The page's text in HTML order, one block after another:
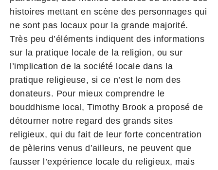
histoires mettant en scène des personnages qui
ne sont pas locaux pour la grande majorité.
Très peu d’éléments indiquent des informations
sur la pratique locale de la religion, ou sur
l’implication de la société locale dans la
pratique religieuse, si ce n’est le nom des
donateurs. Pour mieux comprendre le
bouddhisme local, Timothy Brook a proposé de
détourner notre regard des grands sites
religieux, qui du fait de leur forte concentration
de pèlerins venus d’ailleurs, ne peuvent que
fausser l’expérience locale du religieux, mais